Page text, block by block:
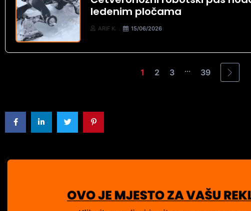
ledenim pločama
ARIF K. 15/06/2026
1 2 3 ... 39